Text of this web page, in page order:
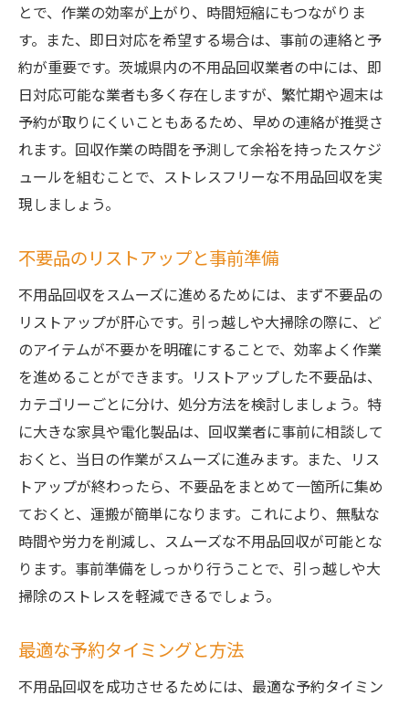
とで、作業の効率が上がり、時間短縮にもつながりま
す。また、即日対応を希望する場合は、事前の連絡と予
約が重要です。茨城県内の不用品回収業者の中には、即
日対応可能な業者も多く存在しますが、繁忙期や週末は
予約が取りにくいこともあるため、早めの連絡が推奨さ
れます。回収作業の時間を予測して余裕を持ったスケジ
ュールを組むことで、ストレスフリーな不用品回収を実
現しましょう。
不要品のリストアップと事前準備
不用品回収をスムーズに進めるためには、まず不要品の
リストアップが肝心です。引っ越しや大掃除の際に、ど
のアイテムが不要かを明確にすることで、効率よく作業
を進めることができます。リストアップした不要品は、
カテゴリーごとに分け、処分方法を検討しましょう。特
に大きな家具や電化製品は、回収業者に事前に相談して
おくと、当日の作業がスムーズに進みます。また、リス
トアップが終わったら、不要品をまとめて一箇所に集め
ておくと、運搬が簡単になります。これにより、無駄な
時間や労力を削減し、スムーズな不用品回収が可能とな
ります。事前準備をしっかり行うことで、引っ越しや大
掃除のストレスを軽減できるでしょう。
最適な予約タイミングと方法
不用品回収を成功させるためには、最適な予約タイミン